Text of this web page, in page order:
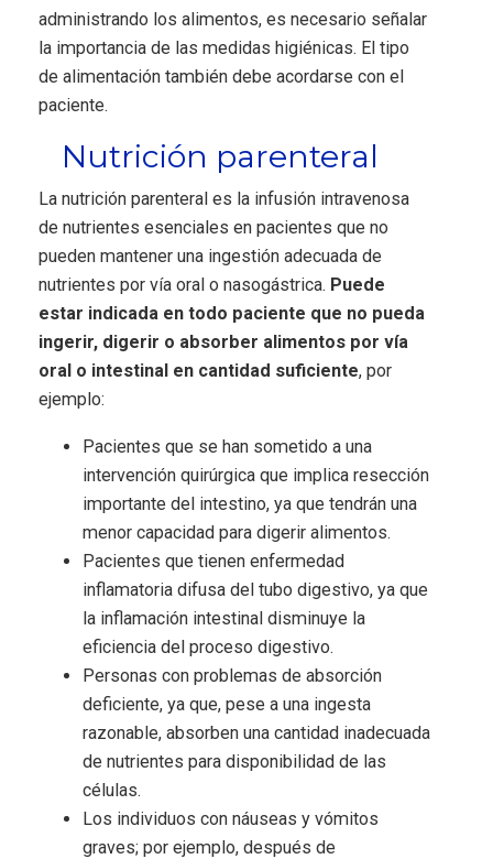
administrando los alimentos, es necesario señalar
la importancia de las medidas higiénicas. El tipo
de alimentación también debe acordarse con el
paciente.
Nutrición parenteral
La nutrición parenteral es la infusión intravenosa
de nutrientes esenciales en pacientes que no
pueden mantener una ingestión adecuada de
nutrientes por vía oral o nasogástrica. Puede
estar indicada en todo paciente que no pueda
ingerir, digerir o absorber alimentos por vía
oral o intestinal en cantidad suficiente, por
ejemplo:
Pacientes que se han sometido a una
intervención quirúrgica que implica resección
importante del intestino, ya que tendrán una
menor capacidad para digerir alimentos.
Pacientes que tienen enfermedad
inflamatoria difusa del tubo digestivo, ya que
la inflamación intestinal disminuye la
eficiencia del proceso digestivo.
Personas con problemas de absorción
deficiente, ya que, pese a una ingesta
razonable, absorben una cantidad inadecuada
de nutrientes para disponibilidad de las
células.
Los individuos con náuseas y vómitos
graves; por ejemplo, después de